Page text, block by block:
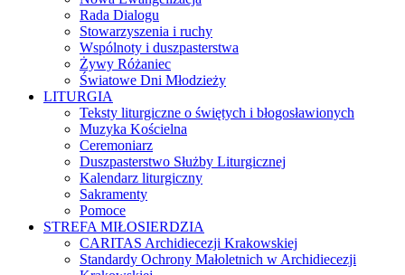
Rada Dialogu
Stowarzyszenia i ruchy
Wspólnoty i duszpasterstwa
Żywy Różaniec
Światowe Dni Młodzieży
LITURGIA
Teksty liturgiczne o świętych i błogosławionych
Muzyka Kościelna
Ceremoniarz
Duszpasterstwo Służby Liturgicznej
Kalendarz liturgiczny
Sakramenty
Pomoce
STREFA MIŁOSIERDZIA
CARITAS Archidiecezji Krakowskiej
Standardy Ochrony Małoletnich w Archidiecezji